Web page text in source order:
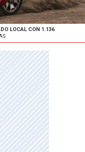
LOCAL CON 1.136